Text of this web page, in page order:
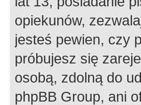
opiekunów,
jesteś pewien, czy
próbujesz się
osobą, zdolną do
phpBB Group, ani